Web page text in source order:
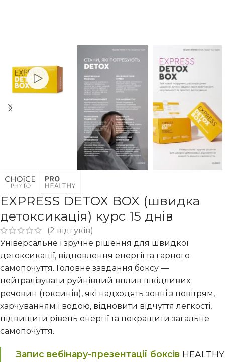
ЕXPRESS DETOX BOX (швидка
детоксикація) курс 15 днів
(2 відгуків)
Універсальне і зручне рішення для швидкої
детоксикації, відновлення енергії та гарного
самопочуття. Головне завдання боксу —
нейтралізувати руйнівний вплив шкідливих
речовин (токсинів), які надходять зовні з повітрям,
харчуванням і водою, відновити відчуття легкості,
підвищити рівень енергії та покращити загальне
самопочуття.
Запис вебінару-презентації боксів HEALTHY